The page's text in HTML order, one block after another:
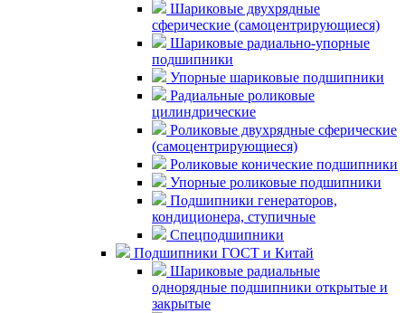
Шариковые двухрядные
сферические (самоцентрирующиеся)
Шариковые радиально-упорные
подшипники
Упорные шариковые подшипники
Радиальные роликовые
цилиндрические
Роликовые двухрядные сферические
(самоцентрирующиеся)
Роликовые конические подшипники
Упорные роликовые подшипники
Подшипники генераторов,
кондиционера, ступичные
Спецподшипники
Подшипники ГОСТ и Китай
Шариковые радиальные
однорядные подшипники открытые и
закрытые